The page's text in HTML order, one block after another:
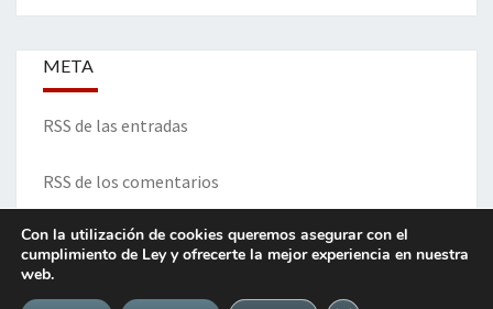
META
RSS de las entradas
RSS de los comentarios
ITINERARIO DE VIDA Y OPINIONES - Francisco Blanco Prieto
Con la utilización de cookies queremos asegurar con el
cumplimiento de Ley y ofrecerte la mejor experiencia en nuestra
web.